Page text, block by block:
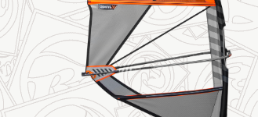
Начальные/Школа
Детские
Мачты
Защита на шарнир
Фримув
Слалом/Рейс
Волновые